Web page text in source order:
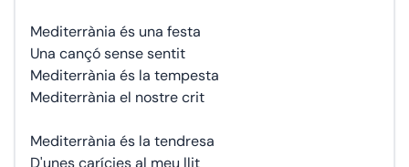
Mediterrània és una festa
Una cançó sense sentit
Mediterrània és la tempesta
Mediterrània el nostre crit
Mediterrània és la tendresa
D'unes carícies al meu llit